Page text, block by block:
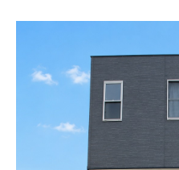
モデルハウス
ルームツアー